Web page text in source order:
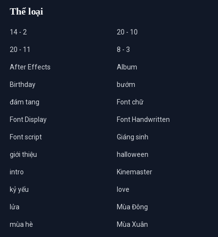
Thể loại
14 - 2 20 - 10
20 - 11 8 - 3
After Effects Album
Birthday bướm
đám tang Font chữ
Font Display Font Handwritten
Font script Giáng sinh
giới thiệu halloween
intro Kinemaster
kỷ yếu love
lửa Mùa Đông
mùa hè Mùa Xuân